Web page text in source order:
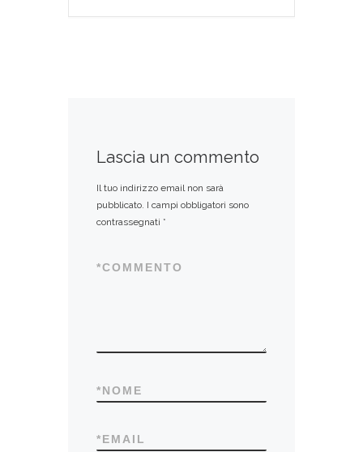
Lascia un commento
Il tuo indirizzo email non sarà
pubblicato. I campi obbligatori sono
contrassegnati *
COMMENTO
*
NOME
*
EMAIL
*